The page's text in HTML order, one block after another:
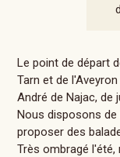
Le point de départ
Tarn et de
André de Najac, de
Nous disposons
proposer des
Très ombragé l'été,